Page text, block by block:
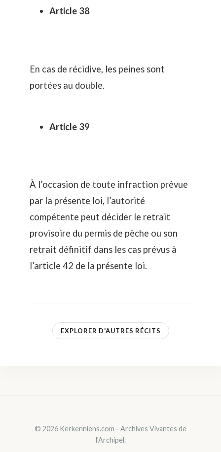
Article 38
En cas de récidive, les peines sont
portées au double.
Article 39
À l’occasion de toute infraction prévue
par la présente loi, l’autorité
compétente peut décider le retrait
provisoire du permis de pêche ou son
retrait définitif dans les cas prévus à
l’article 42 de la présente loi.
EXPLORER D'AUTRES RÉCITS
© 2026 Kerkenniens.com - Archives Vivantes de
l'Archipel.